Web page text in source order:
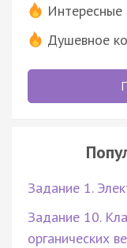
Интересные
Душевное
Задание 1.
Задание 10.
органических